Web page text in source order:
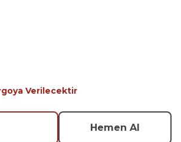
Verilecektir
Hemen Al